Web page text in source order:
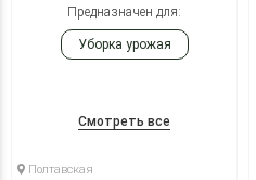
Предназначен для:
Уборка урожая
Смотреть все
Полтавская